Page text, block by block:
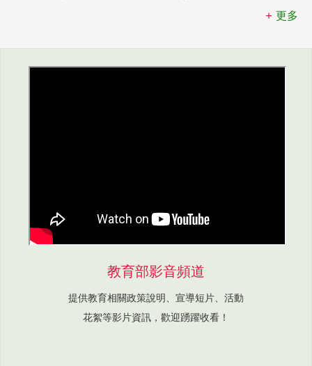
更多
教育部影音頻道
提供教育相關政策說明、宣導短片、活動
花絮等影片資訊，歡迎踴躍收看！